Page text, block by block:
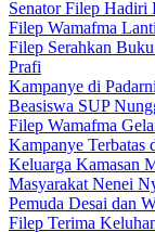
Senator Filep Hadiri
Filep Wamafma
Filep Serahkan
Prafi
Kampanye di
Beasiswa SUP
Filep Wamafma
Kampanye Terbatas
Keluarga Kamasan
Masyarakat Nenei
Pemuda Desai dan
Filep Terima